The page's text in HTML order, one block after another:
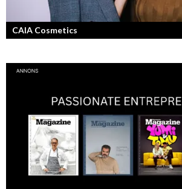
CAIA Cosmetics
Skönhet är bra självkänsla och ett vackert